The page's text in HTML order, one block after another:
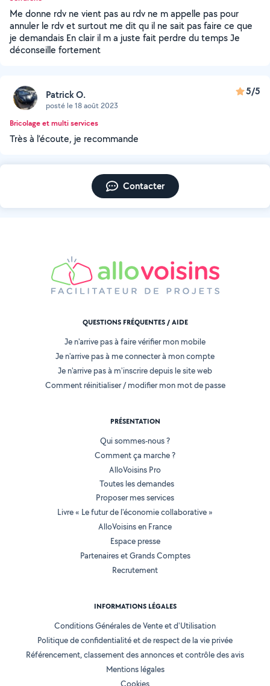
Me donne rdv ne vient pas au rdv ne m appelle pas pour
annuler le rdv et surtout me dit qu il ne sait pas faire ce que
je demandais En clair il m a juste fait perdre du temps Je
déconseille fortement
Patrick O.
posté le 18 août 2023
5/5
Bricolage et multi services
Très à l’écoute, je recommande
Contacter
QUESTIONS FRÉQUENTES / AIDE
Je n'arrive pas à faire vérifier mon mobile
Je n'arrive pas à me connecter à mon compte
Je n'arrive pas à m'inscrire depuis le site web
Comment réinitialiser / modifier mon mot de passe
PRÉSENTATION
Qui sommes-nous ?
Comment ça marche ?
AlloVoisins Pro
Toutes les demandes
Proposer mes services
Livre « Le futur de l'économie collaborative »
AlloVoisins en France
Espace presse
Partenaires et Grands Comptes
Recrutement
INFORMATIONS LÉGALES
Conditions Générales de Vente et d'Utilisation
Politique de confidentialité et de respect de la vie privée
Référencement, classement des annonces et contrôle des avis
Mentions légales
Cookies